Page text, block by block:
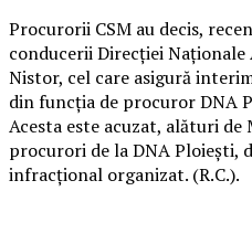
Procurorii CSM au decis,
conducerii Direcţiei
Nistor, cel care asigură
din funcţia de procuror DNA
Acesta este acuzat, alături de
procurori de la DNA Ploieşti,
infracţional organizat. (R.C.).